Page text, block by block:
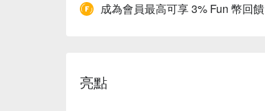
成為會員最高可享 3% Fun 幣回饋
亮點